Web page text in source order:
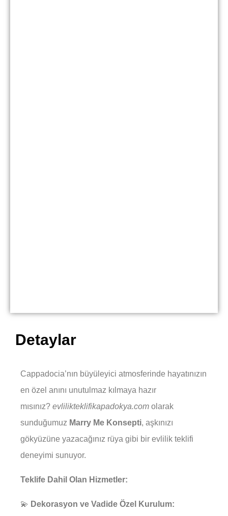
Detaylar
Cappadocia’nın büyüleyici atmosferinde hayatınızın
en özel anını unutulmaz kılmaya hazır
mısınız? evlilikteklifikapadokya.com olarak
sunduğumuz Marry Me Konsepti, aşkınızı
gökyüzüne yazacağınız rüya gibi bir evlilik teklifi
deneyimi sunuyor.
Teklife Dahil Olan Hizmetler:
💫 Dekorasyon ve Vadide Özel Kurulum: